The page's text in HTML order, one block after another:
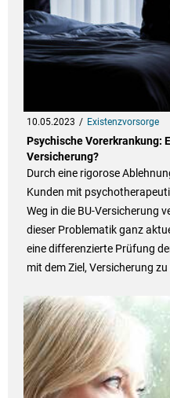
10.05.2023 Existenzvorsorge
Psychische Vorerkrankung:
Versicherung?
Durch eine rigorose
Kunden mit
Weg in die BU-Versicherung
dieser Problematik ganz
eine differenzierte Prüfung
mit dem Ziel, Versicherung